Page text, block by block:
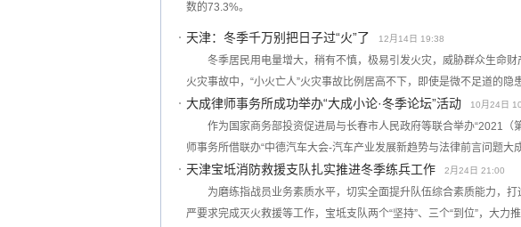
数的73.3%。
天津：冬季千万别把日子过“火”了 12月14日 19:38
冬季居民用电量增大，稍有不慎，极易引发火灾，威胁群众生命
火灾事故中，“小火亡人”火灾事故比例居高不下，即使是微不足道的隐
大成律师事务所成功举办“大成小论·冬季论坛”活动 10月24日
作为国家商务部投资促进局与长春市人民政府等联合举办“2021（
师事务所借联办“中德汽车大会-汽车产业发展新趋势与法律前言问题大
天津宝坻消防救援支队扎实推进冬季练兵工作 2月24日 21:00
为磨练指战员业务素质水平，切实全面提升队伍综合素质能力，打
严要求完成灭火救援等工作，宝坻支队两个“坚持”、三个“到位”，大力